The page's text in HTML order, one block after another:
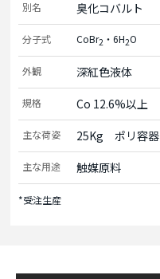
別名 臭化コバルト
分子式 CoBr2 ・6H2O
外観 深紅色液体
規格 Co 12.6%以上
主な荷姿 25Kg　ポリ容器
主な用途 触媒原料
*受注生産